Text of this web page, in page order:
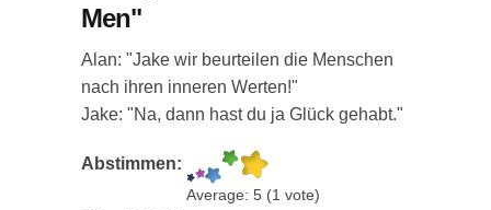
Men"
Alan: "Jake wir beurteilen die Menschen
nach ihren inneren Werten!"
Jake: "Na, dann hast du ja Glück gehabt."
Abstimmen:
Average: 5 (1 vote)